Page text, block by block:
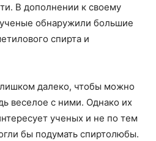
В дополнении к своему
обнаружили большие
спирта и
далеко, чтобы можно
веселое с ними. Однако их
ученых и не по тем
бы подумать спиртолюбы.